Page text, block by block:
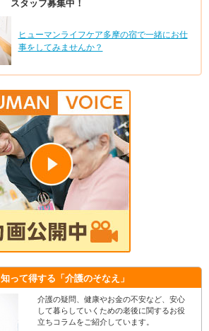
スタッフ募集中！
ヒューマンライフケア多摩の宿で一緒にお仕
事をしてみませんか？
知って得する 「介護のそなえ」
介護の疑問、健康やお金の不安など、安心
して暮らしていくための老後に関するお役
立ちコラムをご紹介しています。